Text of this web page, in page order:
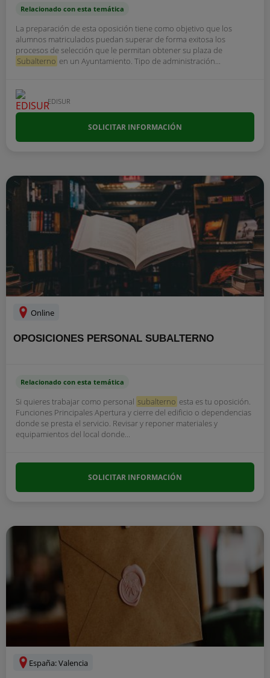
Relacionado con esta temática
La preparación de esta oposición tiene como objetivo que los
alumnos matriculados puedan superar de forma exitosa los
procesos de selección que le permitan obtener su plaza de
Subalterno en un Ayuntamiento. Tipo de administración...
EDISUR
SOLICITAR INFORMACIÓN
Online
OPOSICIONES PERSONAL SUBALTERNO
Relacionado con esta temática
Si quieres trabajar como personal subalterno esta es tu oposición.
Funciones Principales Apertura y cierre del edificio o dependencias
donde se presta el servicio. Revisar y reponer materiales y
equipamientos del local donde...
SOLICITAR INFORMACIÓN
España: Valencia